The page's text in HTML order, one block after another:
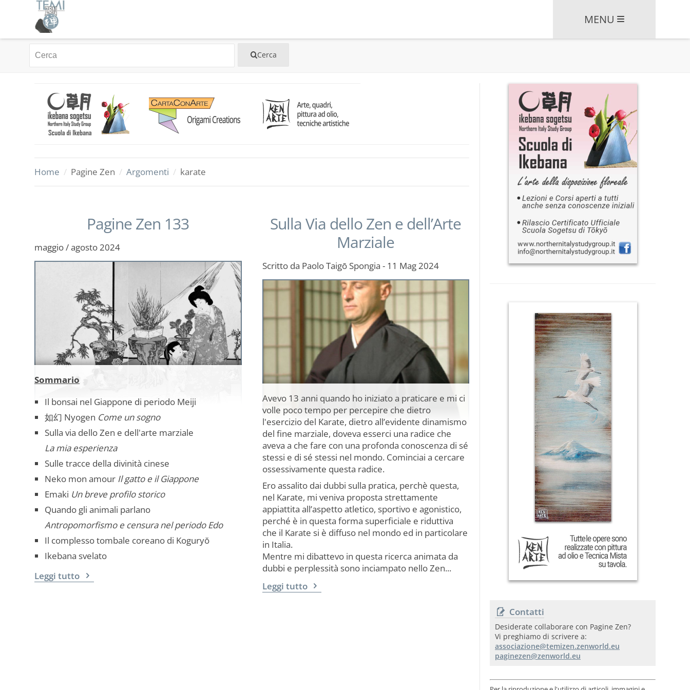
MENU
Home / Pagine Zen / Argomenti / karate
Pagine Zen 133
maggio / agosto 2024
Sommario
Il bonsai nel Giappone di periodo Meiji
如幻 Nyogen Come un sogno
Sulla via dello Zen e dell'arte marziale
La mia esperienza
Sulle tracce della divinità cinese
Neko mon amour Il gatto e il Giappone
Emaki Un breve profilo storico
Quando gli animali parlano
Antropomorfismo e censura nel periodo Edo
Il complesso tombale coreano di Koguryŏ
Ikebana svelato
Leggi tutto
Sulla Via dello Zen e dell’Arte
Marziale
Scritto da Paolo Taigō Spongia - 11 Mag 2024
Avevo 13 anni quando ho iniziato a praticare e mi ci
volle poco tempo per percepire che dietro
l'esercizio del Karate, dietro all’evidente dinamismo
del fine marziale, doveva esserci una radice che
aveva a che fare con una profonda conoscenza di sé
stessi e di sé stessi nel mondo. Cominciai a cercare
ossessivamente questa radice.
Ero assalito dai dubbi sulla pratica, perchè questa,
nel Karate, mi veniva proposta strettamente
appiattita all’aspetto atletico, sportivo e agonistico,
perché è in questa forma superficiale e riduttiva
che il Karate si è diffuso nel mondo ed in particolare
in Italia.
Mentre mi dibattevo in questa ricerca animata da
dubbi e perplessità sono inciampato nello Zen...
Leggi tutto
Contatti
Desiderate collaborare con Pagine Zen?
Vi preghiamo di scrivere a: